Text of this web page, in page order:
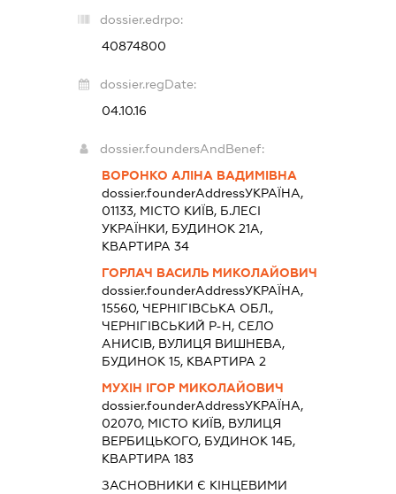
dossier.edrpo:
40874800
dossier.regDate:
04.10.16
dossier.foundersAndBenef:
ВОРОНКО АЛІНА ВАДИМІВНА
dossier.founderAddressУКРАЇНА,
01133, МІСТО КИЇВ, Б.ЛЕСІ
УКРАЇНКИ, БУДИНОК 21А,
КВАРТИРА 34
ГОРЛАЧ ВАСИЛЬ МИКОЛАЙОВИЧ
dossier.founderAddressУКРАЇНА,
15560, ЧЕРНІГІВСЬКА ОБЛ.,
ЧЕРНІГІВСЬКИЙ Р-Н, СЕЛО
АНИСІВ, ВУЛИЦЯ ВИШНЕВА,
БУДИНОК 15, КВАРТИРА 2
МУХІН ІГОР МИКОЛАЙОВИЧ
dossier.founderAddressУКРАЇНА,
02070, МІСТО КИЇВ, ВУЛИЦЯ
ВЕРБИЦЬКОГО, БУДИНОК 14Б,
КВАРТИРА 183
ЗАСНОВНИКИ Є КІНЦЕВИМИ